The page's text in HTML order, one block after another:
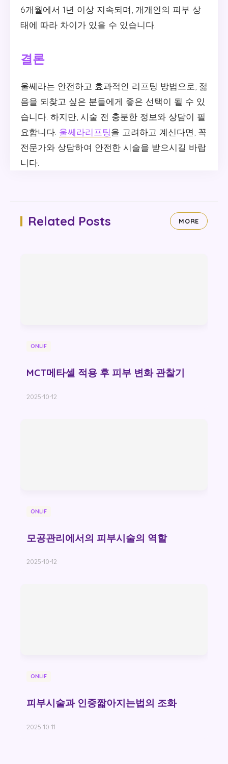
6개월에서 1년 이상 지속되며, 개개인의 피부 상
태에 따라 차이가 있을 수 있습니다.
결론
울쎄라는 안전하고 효과적인 리프팅 방법으로, 젊
음을 되찾고 싶은 분들에게 좋은 선택이 될 수 있
습니다. 하지만, 시술 전 충분한 정보와 상담이 필
요합니다. 울쎄라리프팅을 고려하고 계신다면, 꼭
전문가와 상담하여 안전한 시술을 받으시길 바랍
니다.
Related Posts MORE
ONLIF
MCT메타셀 적용 후 피부 변화 관찰기
2025-10-12
ONLIF
모공관리에서의 피부시술의 역할
2025-10-12
ONLIF
피부시술과 인중짧아지는법의 조화
2025-10-11